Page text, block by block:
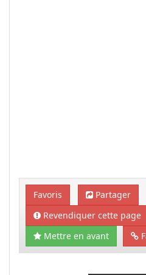
Favoris
Partager
Revendiquer cette page
Mettre en avant